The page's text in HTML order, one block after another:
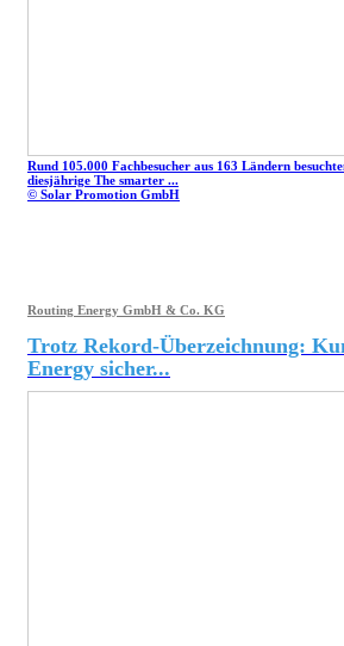
Rund 105.000 Fachbesucher aus 163 Ländern
diesjährige The smarter ...
© Solar Promotion GmbH
Routing Energy GmbH & Co. KG
Trotz Rekord-Überzeichnung:
Energy sicher...